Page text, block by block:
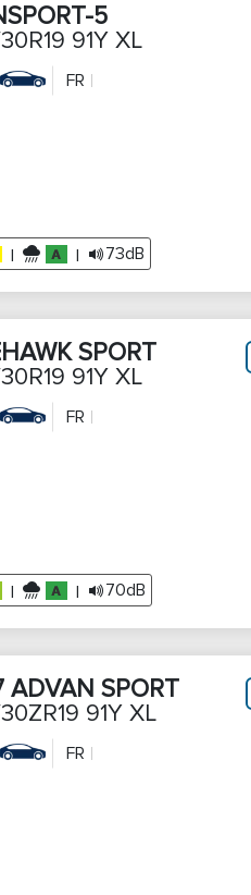
5
91Y XL
FR
| | 73dB
SPORT
91Y XL
FR
| | 70dB
ADVAN SPORT
91Y XL
FR